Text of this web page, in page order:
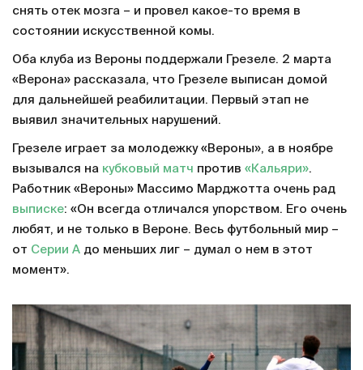
снять отек мозга – и провел какое-то время в
состоянии искусственной комы.
Оба клуба из Вероны поддержали Грезеле. 2 марта
«Верона» рассказала, что Грезеле выписан домой
для дальнейшей реабилитации. Первый этап не
выявил значительных нарушений.
Грезеле играет за молодежку «Вероны», а в ноябре
вызывался на кубковый матч против «Кальяри».
Работник «Вероны» Массимо Марджотта очень рад
выписке: «Он всегда отличался упорством. Его очень
любят, и не только в Вероне. Весь футбольный мир –
от Серии А до меньших лиг – думал о нем в этот
момент».